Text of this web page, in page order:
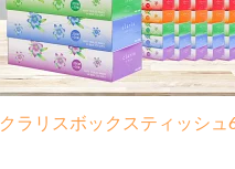
クラリスボックスティッシュ